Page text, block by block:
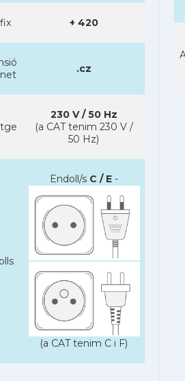
+ 420
.cz
230 V / 50 Hz
(a CAT tenim 230 V /
50 Hz)
Endoll/s C / E-
(a CAT tenim C i F)